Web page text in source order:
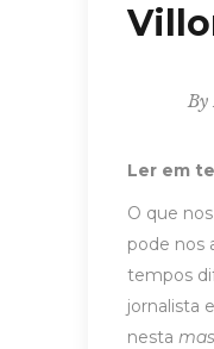
By
Ler em
O que
pode nos
tempos
jornalista
nesta